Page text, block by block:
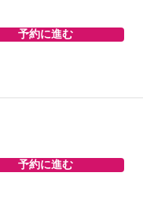
予約に進む
予約に進む